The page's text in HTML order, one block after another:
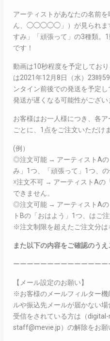
アーティストがあなたの名前
ん、◯◯◯◯◯」）が見られま
すみ」「頑張って」の3種類。
です！
動画は10秒程度を予定してお
は2021年12月8日（水）23時
ンタイン前後での発送を予定
発送が遅くなる可能性がござい
お客様はお一人様につき、各
ごとに、1点をご注文いただけま
(例）
◎注文可能 → アーティストAの
み」1つ、「頑張って」1つ、の
☓注文不可 → アーティストAの
できません。
◎注文可能 → アーティストAの
トBの「おはよう」1つ、はご
※注文制限を超えたご注文分は
また以下の内容をご確認のうえ
ーーーーーーーーーーーーー
【メール設定のお願い】
※お客様のメールフィルター
ルや振込先メールが届かない
受信をされている方は（
staff@mevie.jp）の解除をお願